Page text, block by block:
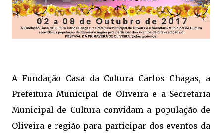
A Fundação Casa da Cultura Carlos Chagas, a
Prefeitura Municipal de Oliveira e a Secretaria
Municipal de Cultura convidam a população de
Oliveira e região para participar dos eventos da